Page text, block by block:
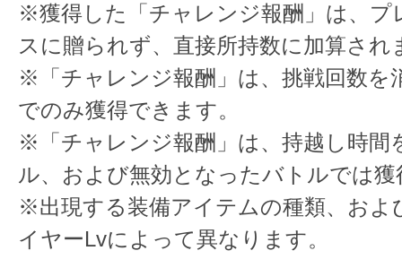
※獲得した「チャレンジ報酬」は、プ
スに贈られず、直接所持数に加算され
※「チャレンジ報酬」は、挑戦回数を
でのみ獲得できます。
※「チャレンジ報酬」は、持越し時間
ル、および無効となったバトルでは
※出現する装備アイテムの種類、およ
イヤーLvによって異なります。